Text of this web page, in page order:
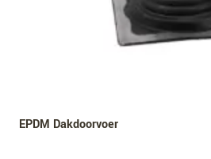
EPDM Dakdoorvoer